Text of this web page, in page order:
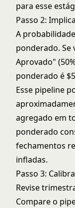
para esse
Passo 2:
A
ponderado. Se
Aprovado"
ponderado é
Esse pipeline
agregado em
ponderado
fechamentos
infladas.
Passo 3:
Revise
Compare o